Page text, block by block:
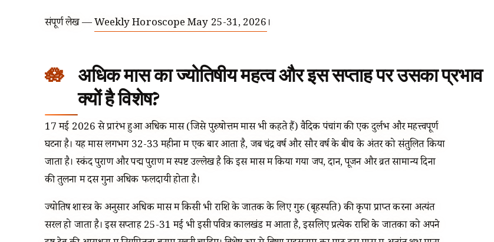
संपूर्ण लेख —Weekly Horoscope May 25-31, 2026।
अधिक मास का ज्योतिषीय महत्व और इस सप्ताह पर उसका प्रभाव
क्यों है विशेष?
17 मई 2026 से प्रारंभ हुआ अधिक मास (जिसे पुरुषोत्तम मास भी कहते हैं) वैदिक पंचांग की एक दुर्लभ और महत्त्वपूर्ण
घटना है। यह मास लगभग 32-33 महीनों में एक बार आता है, जब चंद्र वर्ष और सौर वर्ष के बीच के अंतर को संतुलित किया
जाता है। स्कंद पुराण और पद्म पुराण में स्पष्ट उल्लेख है कि इस मास में किया गया जप, दान, पूजन और व्रत सामान्य दिनों
की तुलना में दस गुना अधिक फलदायी होता है।
ज्योतिष शास्त्र के अनुसार अधिक मास में किसी भी राशि के जातक के लिए गुरु (बृहस्पति) की कृपा प्राप्त करना अत्यंत
सरल हो जाता है। इस सप्ताह 25-31 मई भी इसी पवित्र कालखंड में आता है, इसलिए प्रत्येक राशि के जातकों को अपने